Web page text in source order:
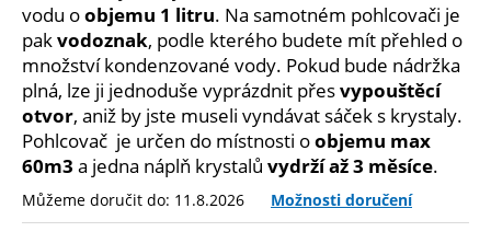
vodu oobjemu 1 litru. Na samotném pohlcovači je
pakvodoznak, podle kterého budete mít přehled o
množství kondenzované vody. Pokud bude nádržka
plná, lze ji jednoduše vyprázdnit přesvypouštěcí
otvor, aniž by jste museli vyndávat sáček s krystaly.
Pohlcovač je určen do místnosti oobjemu max
60m3 a jedna náplň krystalů vydrží až 3 měsíce.
Můžeme doručit do: 11.8.2026 Možnosti doručení
e
m
e